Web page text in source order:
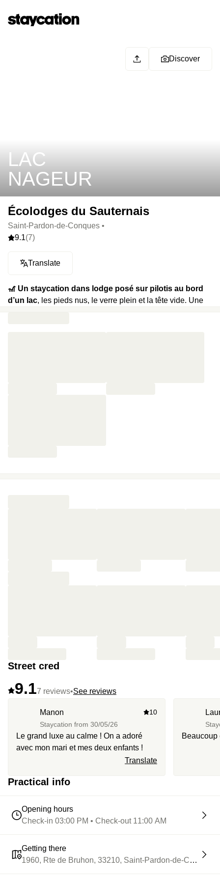
LAC
NAGEUR
Discover
Écolodges du Sauternais
Saint-Pardon-de-Conques •
9.1(7)
Translate
🎢 Un staycation dans lodge posé sur pilotis au bord
d’un lac, les pieds nus, le verre plein et la tête vide. Une
Street cred
9.17 reviews•See reviews
Manon
Staycation from 30/05/26
10
Le grand luxe au calme ! On a adoré
avec mon mari et mes deux enfants !
Translate
Beaucoup
Practical info
Opening hours
Check-in 03:00 PM • Check-out 11:00 AM
Getting there
1960, Rte de Bruhon, 33210, Saint-Pardon-de-Conques